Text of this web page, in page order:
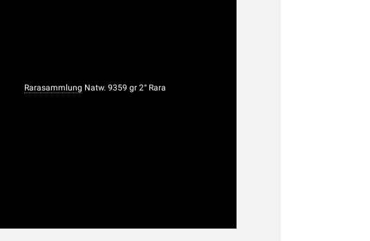
Rarasammlung Natw. 9359 gr 2° Rara